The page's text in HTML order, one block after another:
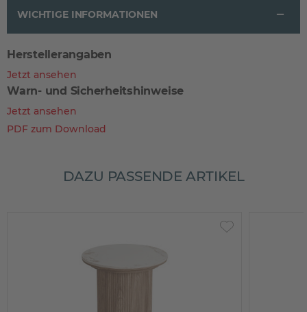
WICHTIGE INFORMATIONEN
Herstellerangaben
Jetzt ansehen
Warn- und Sicherheitshinweise
Jetzt ansehen
PDF zum Download
DAZU PASSENDE ARTIKEL